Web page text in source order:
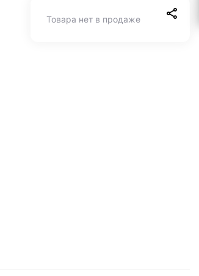
Товара нет в продаже